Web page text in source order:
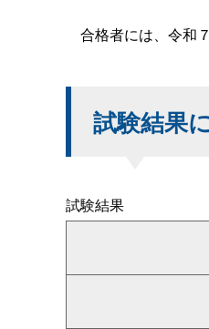
合格者には、令和
試験結果
試験結果